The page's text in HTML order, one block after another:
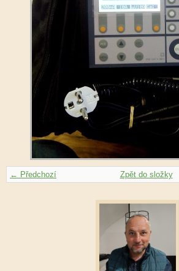
← Předchozí Zpět do složky